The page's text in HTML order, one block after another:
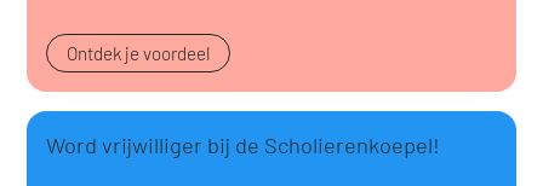
Ontdek je voordeel
Word vrijwilliger bij de Scholierenkoepel!